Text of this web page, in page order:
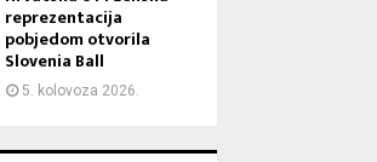
reprezentacija
pobjedom otvorila
Slovenia Ball
5. kolovoza 2026.